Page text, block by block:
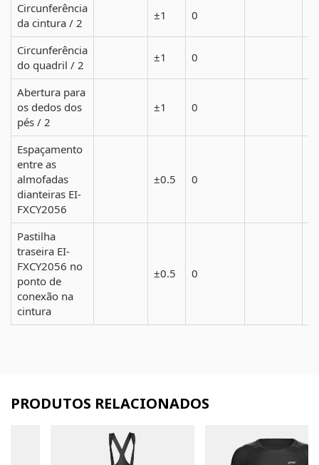
Circunferência
da cintura / 2
±1 0
Circunferência
do quadril / 2
±1 0
Abertura para
os dedos dos
pés / 2
±1 0
Espaçamento
entre as
almofadas
dianteiras EI-
FXCY2056
±0.5 0
Pastilha
traseira EI-
FXCY2056 no
ponto de
conexão na
cintura
±0.5 0
PRODUTOS RELACIONADOS